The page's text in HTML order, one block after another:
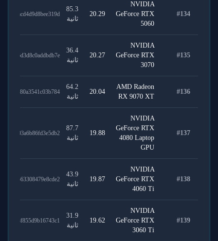
#134
NVIDIA
GeForce RTX
5060
20.29
85.3
ثانية
65e67acd4d9d8bee319d
#135
NVIDIA
GeForce RTX
3070
20.27
36.4
ثانية
78fcd6d3d8c0addbdb7e
#136
AMD Radeon
RX 9070 XT
20.04
64.2
ثانية
0d824f80a3541c03b784
#137
NVIDIA
GeForce RTX
4080 Laptop
GPU
19.88
87.7
ثانية
01a5403a6b86fd3e5db2
#138
NVIDIA
GeForce RTX
4060 Ti
19.87
43.9
ثانية
3729ab63308479e8cde2
#139
NVIDIA
GeForce RTX
3060 Ti
19.62
31.9
ثانية
dbc903f855d9b16743c1